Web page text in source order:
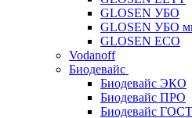
GLOSEN УБО
GLOSEN УБО
GLOSEN ECO
Vodanoff
Биодевайс
Биодевайс ЭКО
Биодевайс ПРО
Биодевайс ГОСТ